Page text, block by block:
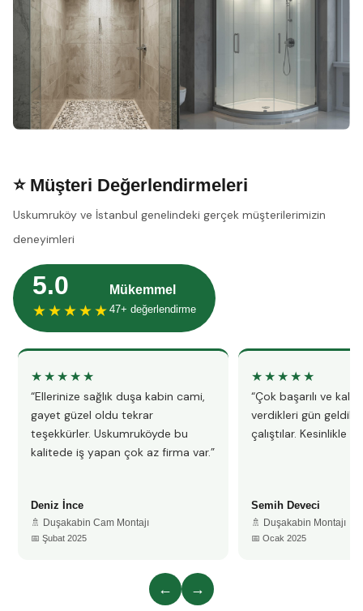
⭐ Müşteri Değerlendirmeleri
Uskumruköy ve İstanbul genelindeki gerçek müşterilerimizin
deneyimleri
5.0
★★★★★
Mükemmel
47+ değerlendirme
★★★★★
“Ellerinize sağlık duşa kabin cami,
gayet güzel oldu tekrar
teşekkürler. Uskumruköyde bu
kalitede iş yapan çok az firma var.”
Deniz İnce
🚿 Duşakabin Cam Montajı
📅 Şubat 2025
★★★★★
“Çok başarılı ve
verdikleri gün
çalıştılar. Kesinlikle
Semih Deveci
🚿 Duşakabin Montajı
📅 Ocak 2025
← →